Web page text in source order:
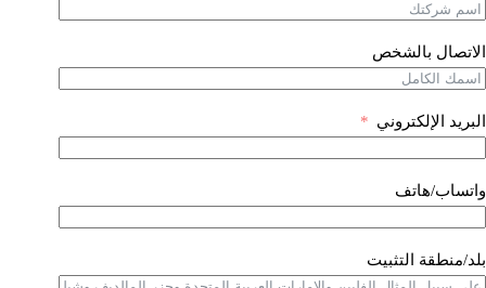
الاتصال بالشخص
البريد الإلكتروني
واتساب/هاتف
بلد/منطقة التثبيت